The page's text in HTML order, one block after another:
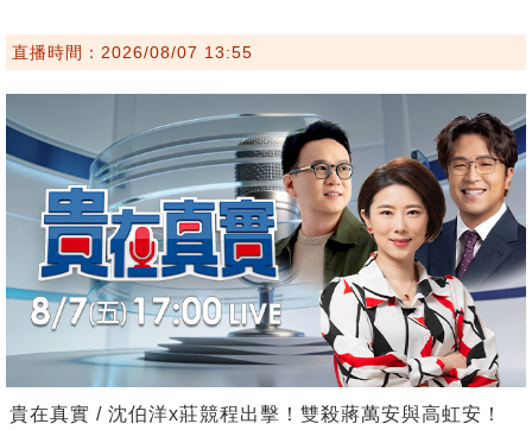
直播時間：2026/08/07 13:55
貴在真實 / 沈伯洋x莊競程出擊！雙殺蔣萬安與高虹安！